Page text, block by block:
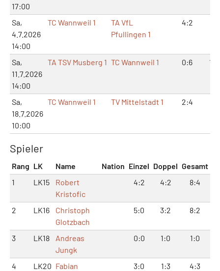
17:00
Sa,
4.7.2026
14:00
TC Wannweil 1
TA VfL
Pfullingen 1
4:2
Sa,
11.7.2026
14:00
TA TSV Musberg 1 TC Wannweil 1 0:6
Sa,
18.7.2026
10:00
TC Wannweil 1 TV Mittelstadt 1 2:4
Spieler
Rang LK Name Nation Einzel Doppel Gesamt
1
LK15
Robert
Kristofic
4:2 4:2 8:4
2 LK16
Christoph
Glotzbach
5:0 3:2 8:2
3 LK18
Andreas
Jungk
0:0 1:0 1:0
4 LK20 Fabian
3:0 1:3 4:3